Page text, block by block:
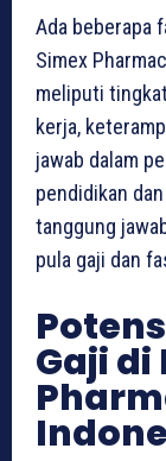
Ada beberapa
Simex
meliputi
kerja,
jawab dalam
pendidikan
tanggung
pula gaji dan
Gaji di